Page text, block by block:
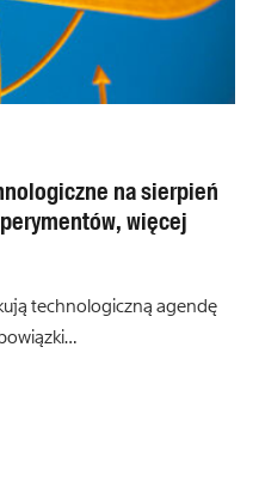
na sierpień
więcej
technologiczną agendę